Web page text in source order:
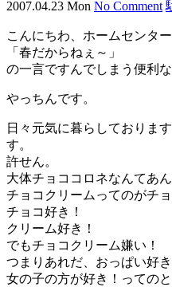
2007.04.23 Mon No Comment
こんにちわ、ホームセンタ
「春だからねぇ～」
の一言ですんでしまう便利
やっちんです。
日々元気に暮らしておりま
す。
許せん。
大体チョココロネなんてあ
チョコクリームってのがチ
チョコ好き！
クリーム好き！
でもチョコクリーム嫌い！
つまりあれだ、おっぱい好
女の子の方が好き！っての